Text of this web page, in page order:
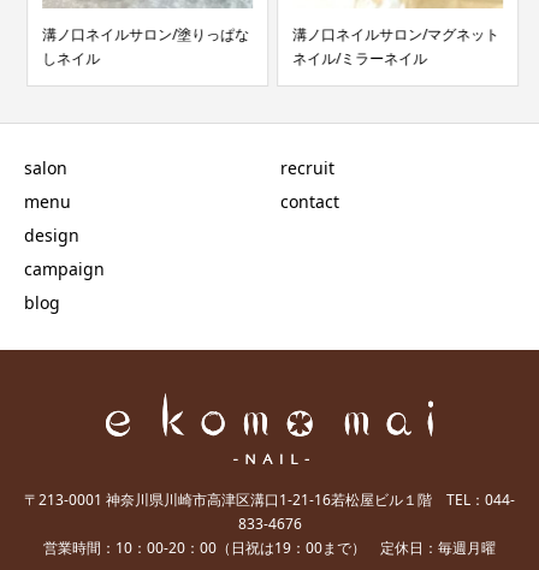
溝ノ口ネイルサロン/塗りっぱな
しネイル
溝ノ口ネイルサロン/マグネット
ネイル/ミラーネイル
salon
menu
design
campaign
blog
recruit
contact
〒213-0001 神奈川県川崎市高津区溝口1-21-16若松屋ビル１階 TEL：044-
833-4676
営業時間：10：00-20：00（日祝は19：00まで） 定休日：毎週月曜